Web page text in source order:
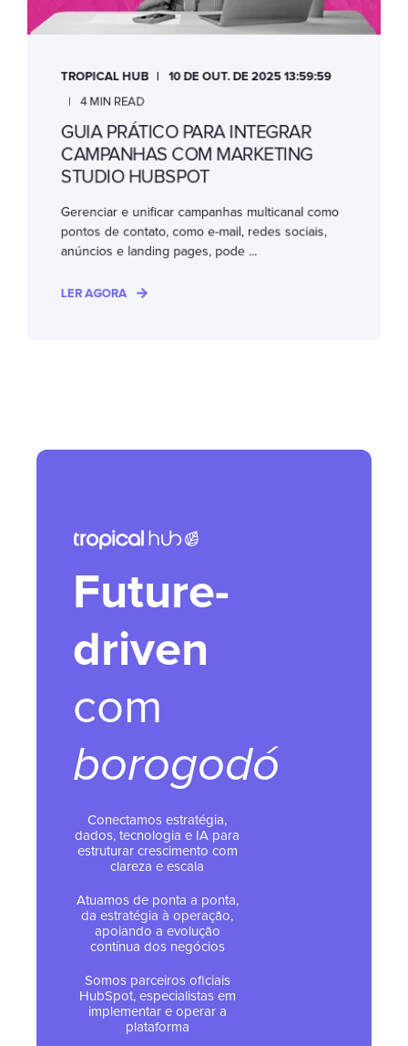
TROPICAL HUB
10 DE OUT. DE 2025 13:59:59
4 MIN READ
GUIA PRÁTICO PARA INTEGRAR
CAMPANHAS COM MARKETING
STUDIO HUBSPOT
Gerenciar e unificar campanhas multicanal como
pontos de contato, como e-mail, redes sociais,
anúncios e landing pages, pode ...
LER AGORA
Future-
driven
com
borogodó
Conectamos estratégia,
dados, tecnologia e IA para
estruturar crescimento com
clareza e escala
Atuamos de ponta a ponta,
da estratégia à operação,
apoiando a evolução
contínua dos negócios
Somos parceiros oficiais
HubSpot, especialistas em
implementar e operar a
plataforma